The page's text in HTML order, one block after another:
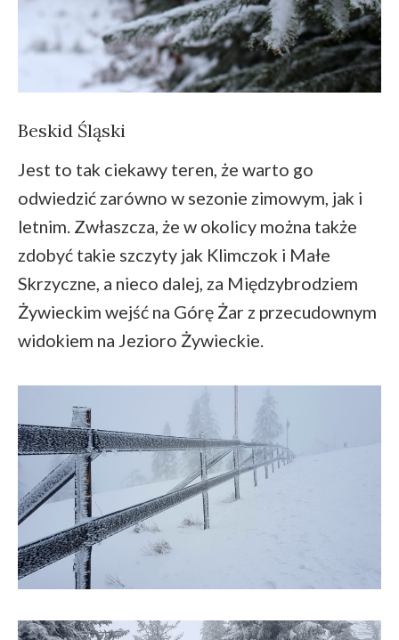
Beskid Śląski
Jest to tak ciekawy teren, że warto go
odwiedzić zarówno w sezonie zimowym, jak i
letnim. Zwłaszcza, że w okolicy można także
zdobyć takie szczyty jak Klimczok i Małe
Skrzyczne, a nieco dalej, za Międzybrodziem
Żywieckim wejść na Górę Żar z przecudownym
widokiem na Jezioro Żywieckie.